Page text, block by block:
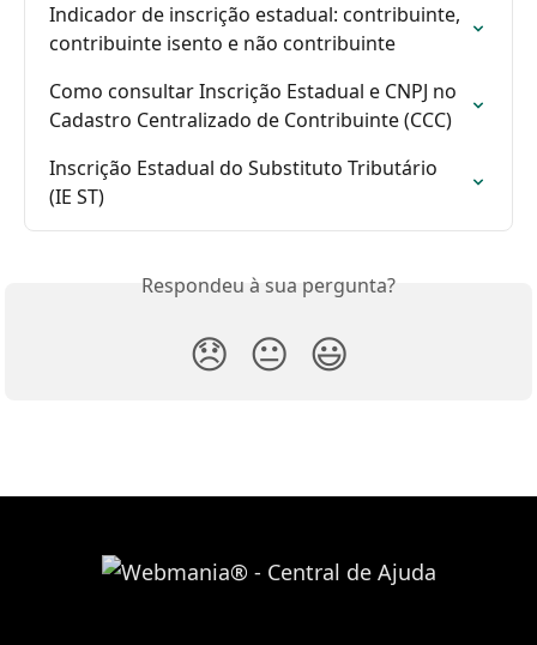
Indicador de inscrição estadual: contribuinte,
contribuinte isento e não contribuinte
Como consultar Inscrição Estadual e CNPJ no
Cadastro Centralizado de Contribuinte (CCC)
Inscrição Estadual do Substituto Tributário
(IE ST)
Respondeu à sua pergunta?
😞 😐 😃